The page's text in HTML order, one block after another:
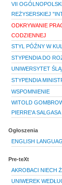
VII
REŻYSERSKIEJ
ODKRYWANIE
CODZIENNEJ
STYL PÓŹNY W
STYPENDIA DO
UNIWERSYTET
STYPENDIA
WSPOMNIENIE
WITOLD
PIERRE'A SALGASA
Ogłoszenia
ENGLISH
Pre-teXt
AKROBACI NIECH
UNIWEREK